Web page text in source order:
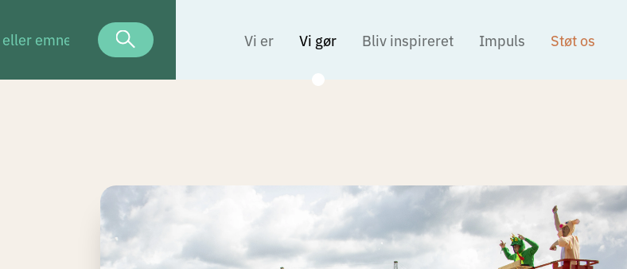
Vi er Vi gør Bliv inspireret Impuls Støt os